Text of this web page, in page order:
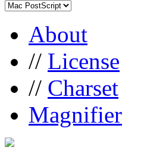
About
// License
// Charset
Magnifier